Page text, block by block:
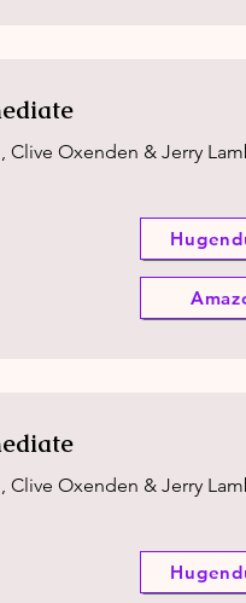
Clive Oxenden & Jerry
Clive Oxenden & Jerry